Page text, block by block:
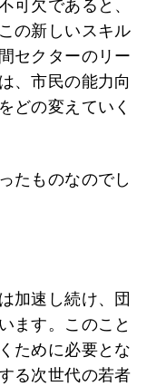
可欠であると、
の新しいスキル
セクターのリー
、市民の能力向
どの変えていく
たものなのでし
加速し続け、団
ます。このこと
ために必要とな
る次世代の若者